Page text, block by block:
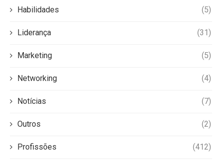
Habilidades (5)
Liderança (31)
Marketing (5)
Networking (4)
Notícias (7)
Outros (2)
Profissões (412)